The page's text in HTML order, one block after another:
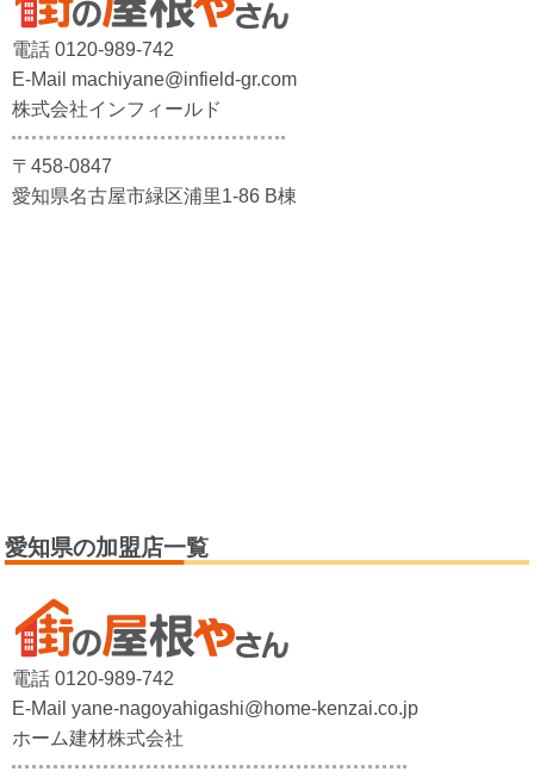
電話 0120-989-742
E-Mail machiyane@infield-gr.com
株式会社インフィールド
〒458-0847
愛知県名古屋市緑区浦里1-86 B棟
愛知県の加盟店一覧
電話 0120-989-742
E-Mail yane-nagoyahigashi@home-kenzai.co.jp
ホーム建材株式会社